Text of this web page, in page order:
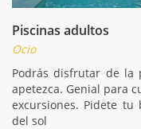
Piscinas adultos
Ocio
Podrás disfrutar de la
apetezca. Genial para
excursiones. Pidete
del sol